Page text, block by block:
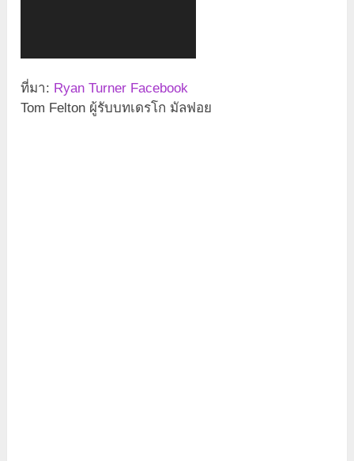
ที่มา: Ryan Turner Facebook
Tom Felton ผู้รับบทเดรโก มัลฟอย